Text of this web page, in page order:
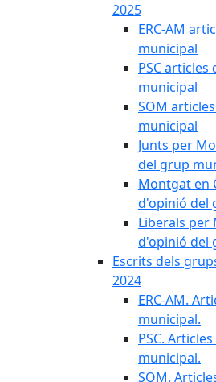
2025
ERC-AM
municipal
PSC
municipal
SOM
municipal
Junts per
del grup
Montgat en
d'opinió del
Liberals per
d'opinió del
Escrits dels
2024
ERC-AM.
municipal.
PSC.
municipal.
SOM.